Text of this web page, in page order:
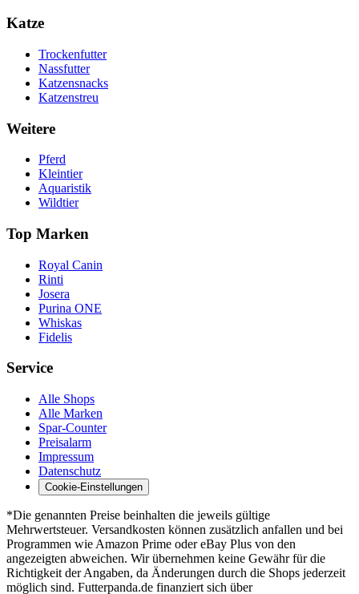
Katze
Trockenfutter
Nassfutter
Katzensnacks
Katzenstreu
Weitere
Pferd
Kleintier
Aquaristik
Wildtier
Top Marken
Royal Canin
Rinti
Josera
Purina ONE
Whiskas
Fidelis
Service
Alle Shops
Alle Marken
Spar-Counter
Preisalarm
Impressum
Datenschutz
Cookie-Einstellungen
*Die genannten Preise beinhalten die jeweils gültige
Mehrwertsteuer. Versandkosten können zusätzlich anfallen und bei
Programmen wie Amazon Prime oder eBay Plus von den
angezeigten abweichen. Wir übernehmen keine Gewähr für die
Richtigkeit der Angaben, da Änderungen durch die Shops jederzeit
möglich sind. Futterpanda.de finanziert sich über